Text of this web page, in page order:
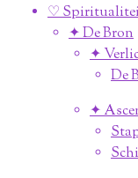
♡
✦ De Bron
✦
De
✦